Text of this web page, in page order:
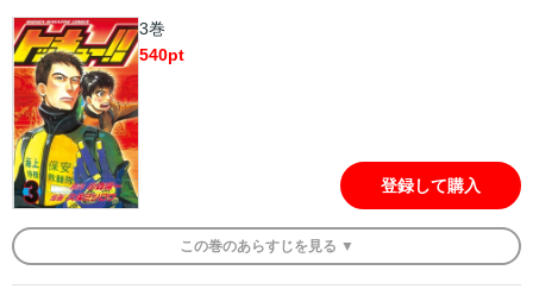
3巻
540pt
登録して購入
この巻のあらすじを 見る ▼